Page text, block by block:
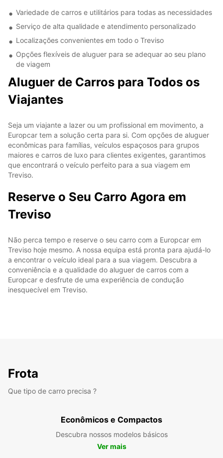
Variedade de carros e utilitários para todas as necessidades
Serviço de alta qualidade e atendimento personalizado
Localizações convenientes em todo o Treviso
Opções flexíveis de aluguer para se adequar ao seu plano
de viagem
Aluguer de Carros para Todos os
Viajantes
Seja um viajante a lazer ou um profissional em movimento, a
Europcar tem a solução certa para si. Com opções de aluguer
econômicas para famílias, veículos espaçosos para grupos
maiores e carros de luxo para clientes exigentes, garantimos
que encontrará o veículo perfeito para a sua viagem em
Treviso.
Reserve o Seu Carro Agora em
Treviso
Não perca tempo e reserve o seu carro com a Europcar em
Treviso hoje mesmo. A nossa equipa está pronta para ajudá-lo
a encontrar o veículo ideal para a sua viagem. Descubra a
conveniência e a qualidade do aluguer de carros com a
Europcar e desfrute de uma experiência de condução
inesquecível em Treviso.
Frota
Que tipo de carro precisa ?
Econômicos e Compactos
Descubra nossos modelos básicos
Ver mais